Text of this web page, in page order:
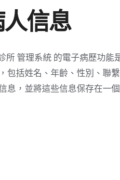
信息
所 管理系統 的電子病歷功
包括姓名、年齡、性別、聯
息，並將這些信息保存在一